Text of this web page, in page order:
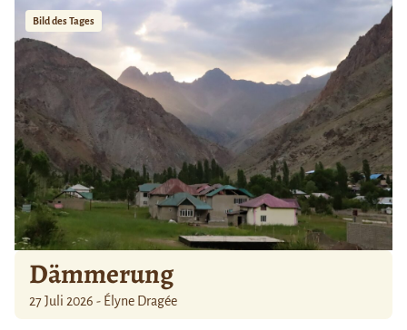
Bild des Tages
Dämmerung
27 Juli 2026 - Élyne Dragée